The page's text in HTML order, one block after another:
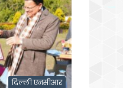
दिल्ली एनसीआर